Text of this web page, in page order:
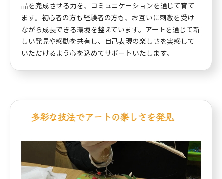
品を完成させる力を、コミュニケーションを通じて育て
ます。初心者の方も経験者の方も、お互いに刺激を受け
ながら成長できる環境を整えています。アートを通じて新
しい発見や感動を共有し、自己表現の楽しさを実感して
いただけるよう心を込めてサポートいたします。
多彩な技法でアートの楽しさを発見